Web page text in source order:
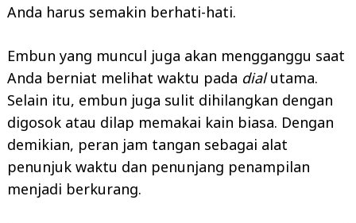
Anda harus semakin berhati-hati.
Embun yang muncul juga akan mengganggu saat
Anda berniat melihat waktu pada dialutama.
Selain itu, embun juga sulit dihilangkan dengan
digosok atau dilap memakai kain biasa. Dengan
demikian, peran jam tangan sebagai alat
penunjuk waktu dan penunjang penampilan
menjadi berkurang.